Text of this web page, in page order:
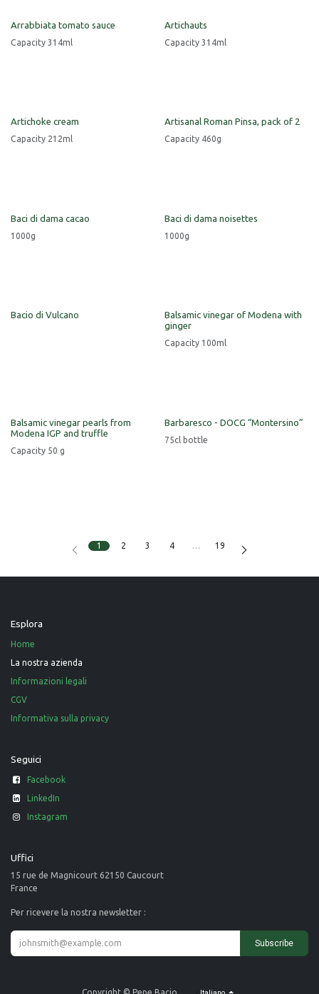
Arrabbiata tomato sauce
Capacity 314ml
Artichauts
Capacity 314ml
Artichoke cream
Capacity 212ml
Artisanal Roman Pinsa, pack of 2
Capacity 460g
Baci di dama cacao
1000g
Baci di dama noisettes
1000g
Bacio di Vulcano
Balsamic vinegar of Modena with
ginger
Capacity 100ml
Balsamic vinegar pearls from
Modena IGP and truffle
Capacity 50 g
Barbaresco - DOCG “Montersino”
75cl bottle
1 2 3 4 19
Esplora
Home
La nostra azienda
Informazioni legali
CGV
Informativa sulla privacy
Seguici
Facebook
LinkedIn
Instagram
Uffici
15 rue de Magnicourt 62150 Caucourt
France
Per ricevere la nostra newsletter :
Subscribe